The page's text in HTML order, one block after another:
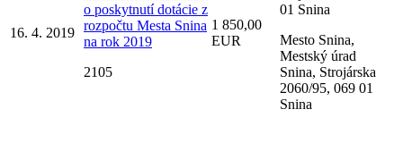
16. 4. 2019
o poskytnutí dotácie z
rozpočtu Mesta Snina
na rok 2019
2105
1 850,00
EUR
01 Snina
Mesto Snina,
Mestský úrad
Snina, Strojárska
2060/95, 069 01
Snina